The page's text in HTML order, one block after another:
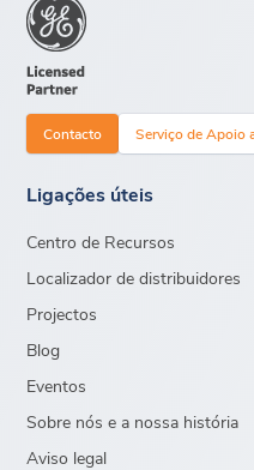
Contacto Serviço de Apoio
Ligações úteis
Centro de Recursos
Localizador de distribuidores
Projectos
Blog
Eventos
Sobre nós e a nossa história
Aviso legal